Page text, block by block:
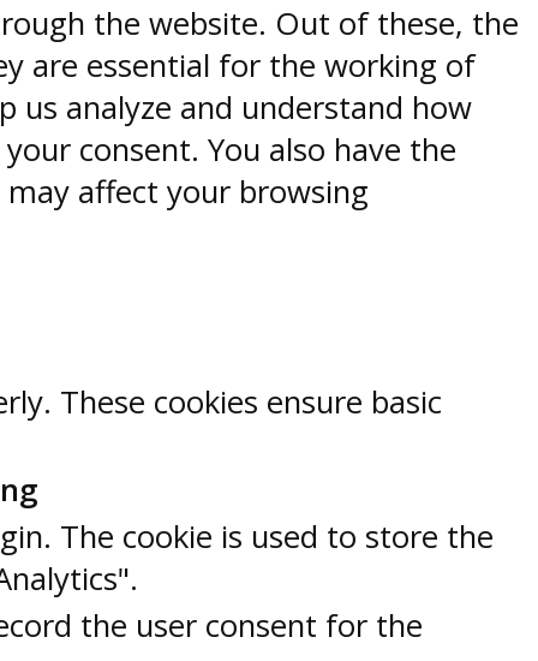
the website. Out of these, the
are essential for the working of
us analyze and understand how
consent. You also have the
affect your browsing
These cookies ensure basic
The cookie is used to store the
the user consent for the